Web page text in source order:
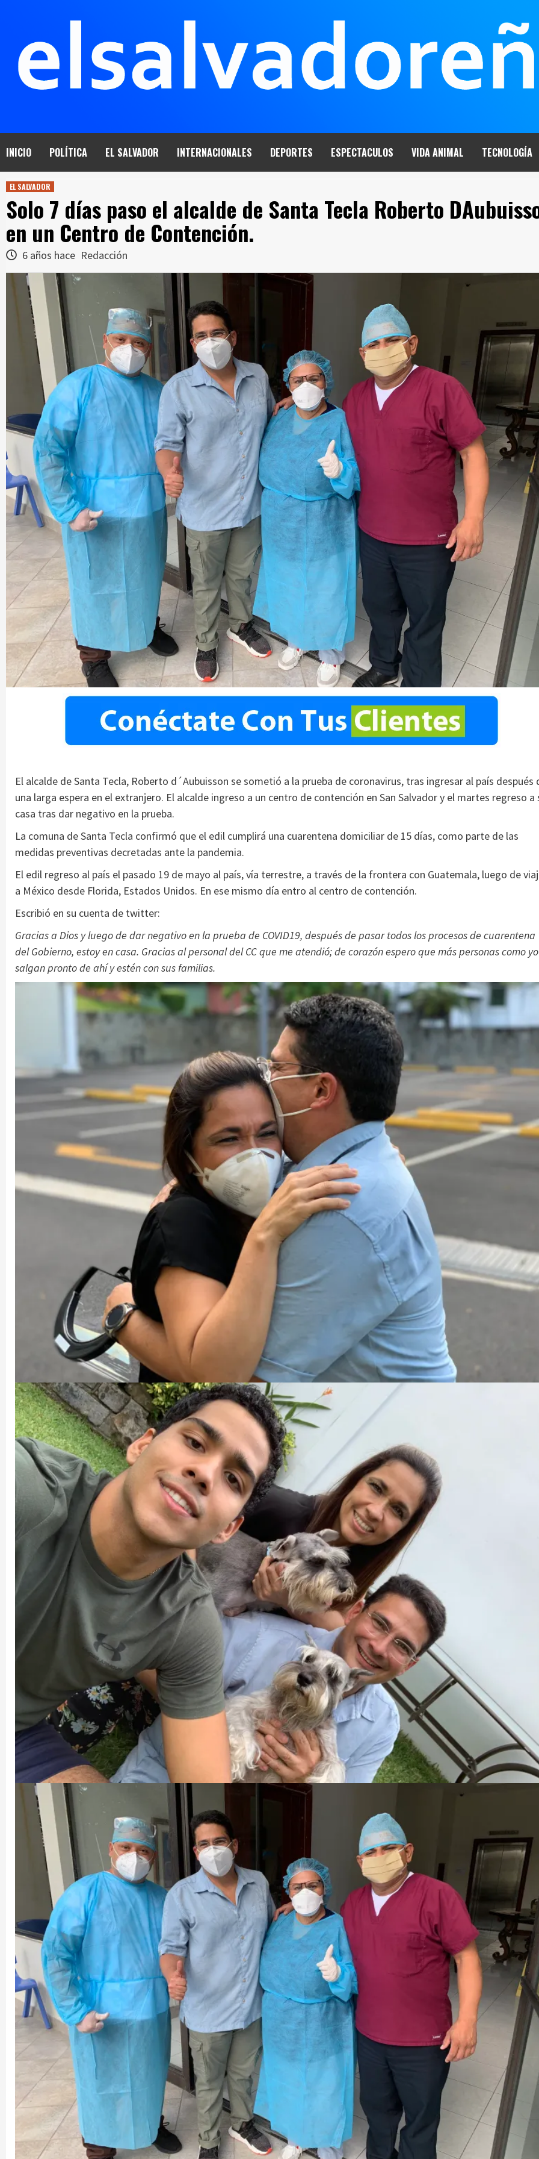
INICIO POLÍTICA EL SALVADOR INTERNACIONALES DEPORTES ESPECTACULOS VIDA ANIMAL TECNOLOGÍA
EL SALVADOR
Solo 7 días paso el alcalde de Santa Tecla Roberto
en un Centro de Contención.
6 años hace Redacción
El alcalde de Santa Tecla, Roberto d´Aubuisson se sometió a la prueba de coronavirus, tras ingresar al país después
una larga espera en el extranjero. El alcalde ingreso a un centro de contención en San Salvador y el martes regreso a
casa tras dar negativo en la prueba.
La comuna de Santa Tecla confirmó que el edil cumplirá una cuarentena domiciliar de 15 días, como parte de las
medidas preventivas decretadas ante la pandemia.
El edil regreso al país el pasado 19 de mayo al país, vía terrestre, a través de la frontera con Guatemala, luego de
a México desde Florida, Estados Unidos. En ese mismo día entro al centro de contención.
Escribió en su cuenta de twitter:
Gracias a Dios y luego de dar negativo en la prueba de COVID19, después de pasar todos los procesos de cuarentena
del Gobierno, estoy en casa. Gracias al personal del CC que me atendió; de corazón espero que más personas como yo
salgan pronto de ahí y estén con sus familias.